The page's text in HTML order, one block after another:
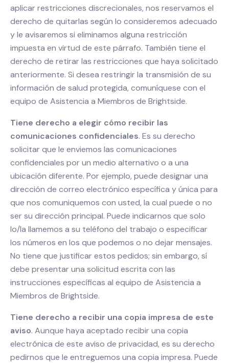
aplicar restricciones discrecionales, nos reservamos el
derecho de quitarlas según lo consideremos adecuado
y le avisaremos si eliminamos alguna restricción
impuesta en virtud de este párrafo. También tiene el
derecho de retirar las restricciones que haya solicitado
anteriormente. Si desea restringir la transmisión de su
información de salud protegida, comuníquese con el
equipo de Asistencia a Miembros de Brightside.
Tiene derecho a elegir cómo recibir las
comunicaciones confidenciales. Es su derecho
solicitar que le enviemos las comunicaciones
confidenciales por un medio alternativo o a una
ubicación diferente. Por ejemplo, puede designar una
dirección de correo electrónico específica y única para
que nos comuniquemos con usted, la cual puede o no
ser su dirección principal. Puede indicarnos que solo
lo/la llamemos a su teléfono del trabajo o especificar
los números en los que podemos o no dejar mensajes.
No tiene que justificar estos pedidos; sin embargo, sí
debe presentar una solicitud escrita con las
instrucciones específicas al equipo de Asistencia a
Miembros de Brightside.
Tiene derecho a recibir una copia impresa de este
aviso. Aunque haya aceptado recibir una copia
electrónica de este aviso de privacidad, es su derecho
pedirnos que le entreguemos una copia impresa. Puede